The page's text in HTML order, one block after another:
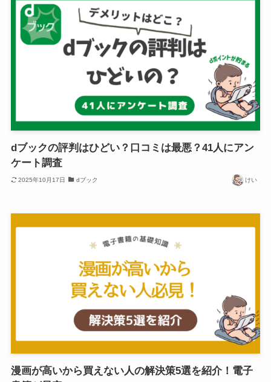
dブックの評判はひどい？口コミは最悪？41人にアン
ケート調査
2025年10月17日 dブック けい
漫画が高いから買えない人の解決策5選を紹介！電子